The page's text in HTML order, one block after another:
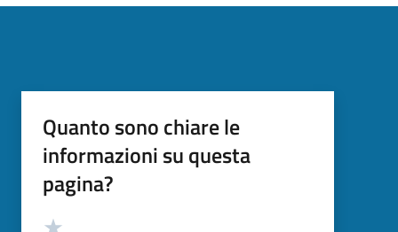
Quanto sono chiare le
informazioni su questa
pagina?
Valutazione